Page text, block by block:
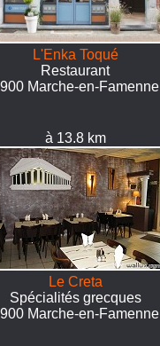
L'Enka Toqué
Restaurant
Marche-en-Famenne
à 13.8 km
Le Creta
Spécialités grecques
Marche-en-Famenne